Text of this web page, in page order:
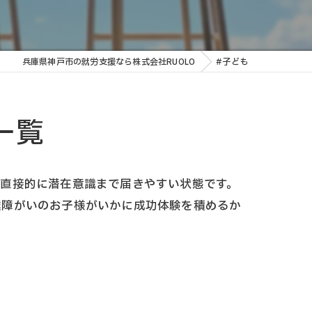
兵庫県神戸市の就労支援なら株式会社RUOLO #子ども
覧
的に潜在意識まで届きやすい状態です。
がいのお子様がいかに成功体験を積めるか